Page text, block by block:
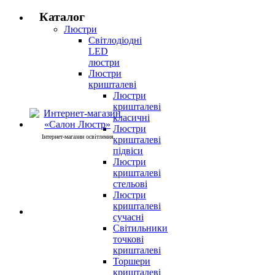
Каталог
Люстри
Світлодіодні
LED
люстри
Люстри
кришталеві
Люстри
кришталеві
класичні
Люстри
кришталеві
підвіси
Люстри
кришталеві
стельові
Люстри
кришталеві
сучасні
Світильники
точкові
кришталеві
Торшери
кришталеві
Інтернет-магазин освітлення